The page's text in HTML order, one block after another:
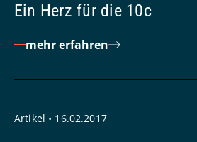
Ein Herz für die 10c
mehr erfahren
Artikel • 16.02.2017